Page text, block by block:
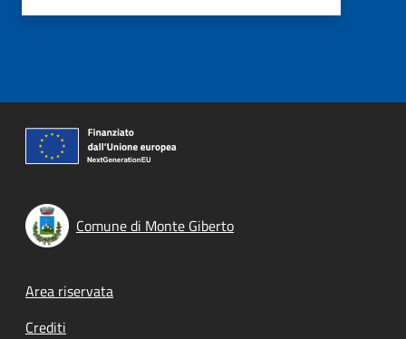
Comune di Monte Giberto
Footer menu
Area riservata
Crediti